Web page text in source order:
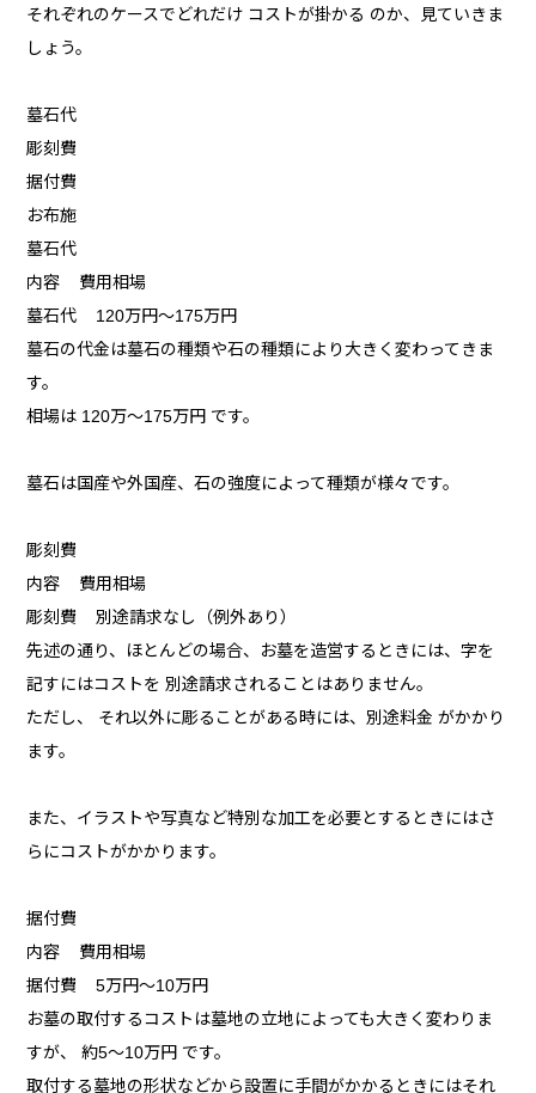
それぞれのケースでどれだけ コストが掛かる のか、見ていきま
しょう。
墓石代
彫刻費
据付費
お布施
墓石代
内容 費用相場
墓石代 120万円〜175万円
墓石の代金は墓石の種類や石の種類により大きく変わってきま
す。
相場は 120万～175万円 です。
墓石は国産や外国産、石の強度によって種類が様々です。
彫刻費
内容 費用相場
彫刻費 別途請求なし（例外あり）
先述の通り、ほとんどの場合、お墓を造営するときには、字を
記すにはコストを 別途請求されることはありません。
ただし、 それ以外に彫ることがある時には、別途料金 がかかり
ます。
また、イラストや写真など特別な加工を必要とするときにはさ
らにコストがかかります。
据付費
内容 費用相場
据付費 5万円〜10万円
お墓の取付するコストは墓地の立地によっても大きく変わりま
すが、 約5～10万円 です。
取付する墓地の形状などから設置に手間がかかるときにはそれ